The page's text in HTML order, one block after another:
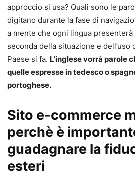
approccio si usa? Quali sono le
digitano durante la fase di
a mente che ogni lingua
seconda della situazione e
Paese si fa. L’inglese vorrà parole
quelle espresse in tedesco o
portoghese.
Sito e-commerce
perchè è
guadagnare la
esteri